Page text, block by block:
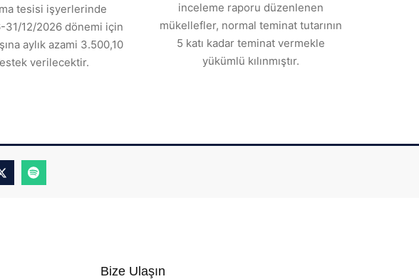
tesisi işyerlerinde
31/12/2026 dönemi için
aylık azami 3.500,10
verilecektir.
inceleme raporu düzenlenen
mükellefler, normal teminat tutarının
5 katı kadar teminat vermekle
yükümlü kılınmıştır.
Bize Ulaşın